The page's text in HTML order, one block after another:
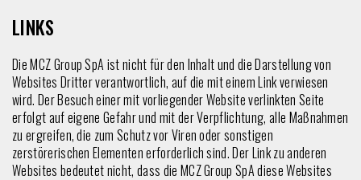
LINKS
Die MCZ Group SpA ist nicht für den Inhalt und die Darstellung von
Websites Dritter verantwortlich, auf die mit einem Link verwiesen
wird. Der Besuch einer mit vorliegender Website verlinkten Seite
erfolgt auf eigene Gefahr und mit der Verpflichtung, alle Maßnahmen
zu ergreifen, die zum Schutz vor Viren oder sonstigen
zerstörerischen Elementen erforderlich sind. Der Link zu anderen
Websites bedeutet nicht, dass die MCZ Group SpA diese Websites